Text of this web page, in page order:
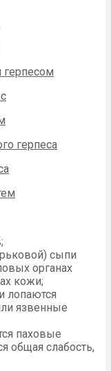
сыпи
органах
кожи;
лопаются
язвенные
паховые
общая слабость,